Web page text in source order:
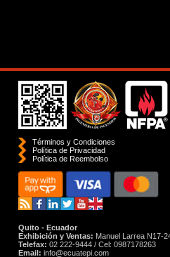
Términos y Condiciones
Política de Privacidad
Polí­tica de Reembolso
Quito - Ecuador
Exhibición y Ventas: Manuel Larrea N17-
Telefax: 02 222-9444 / Cel: 0987178263
Email: info@ecuatepi.com